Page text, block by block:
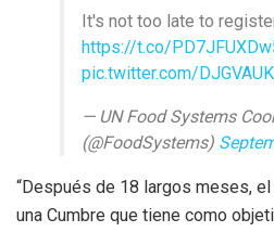
It's not too late to
https://t.co/
pic.twitter.com/
— UN Food Systems
(@FoodSystems)
“Después de 18 largos meses,
una Cumbre que tiene como